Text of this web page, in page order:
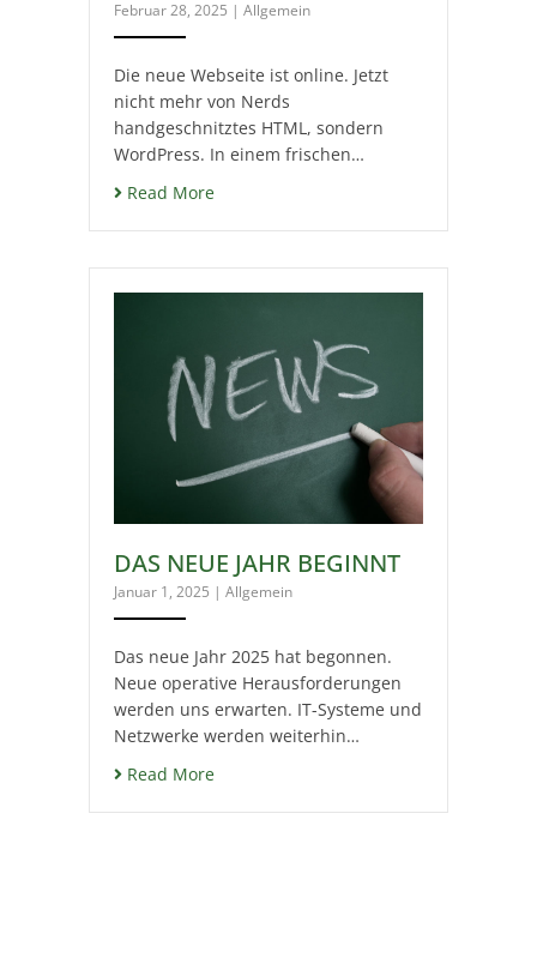
Februar 28, 2025 | Allgemein
Die neue Webseite ist online. Jetzt
nicht mehr von Nerds
handgeschnitztes HTML, sondern
WordPress. In einem frischen…
Read More
DAS NEUE JAHR BEGINNT
Januar 1, 2025 | Allgemein
Das neue Jahr 2025 hat begonnen.
Neue operative Herausforderungen
werden uns erwarten. IT-Systeme und
Netzwerke werden weiterhin…
Read More